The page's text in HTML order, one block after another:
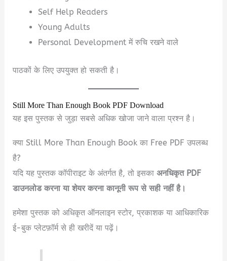
Self Help Readers
Young Adults
Personal Development में रुचि रखने वाले
पाठकों के लिए उपयुक्त हो सकती है।
Still More Than Enough Book PDF Download
यह इस पुस्तक से जुड़ा सबसे अधिक खोजा जाने वाला प्रश्न है।
क्या Still More Than Enough Book का Free PDF उपलब्ध
है?
यदि यह पुस्तक कॉपीराइट के अंतर्गत है, तो इसकाअनधिकृत PDF
डाउनलोड करना या शेयर करना कानूनी रूप से सही नहीं है।
हमेशा पुस्तक को अधिकृत ऑनलाइन स्टोर, प्रकाशक या आधिकारिक
ई-बुक प्लेटफ़ॉर्म से ही खरीदें या पढ़ें।